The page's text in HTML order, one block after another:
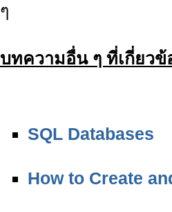
ๆ
บทความอื่น ๆ ที่เกี่ยวข้
SQL Databases
How to Create